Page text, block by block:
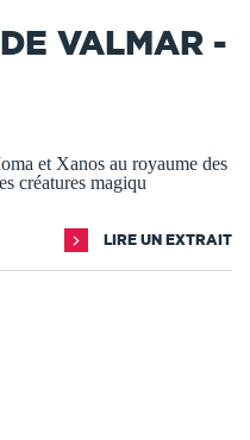
VALMAR -
et Xanos au royaume des
créatures magiqu
LIRE UN EXTRAIT